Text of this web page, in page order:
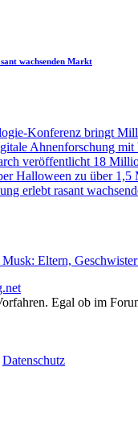
wachsenden Markt
Konferenz bringt
Ahnenforschung mit
veröffentlicht 18
Halloween zu über 1,5
erlebt rasant
Eltern,
Egal ob im
Datenschutz